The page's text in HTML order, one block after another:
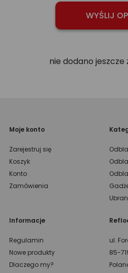
nie dodano jeszcze
Moje konto
Zarejestruj się
Koszyk
Konto
Zamówienia
Informacje
Regulamin
Nowe produkty
Dlaczego my?
ul.
85-